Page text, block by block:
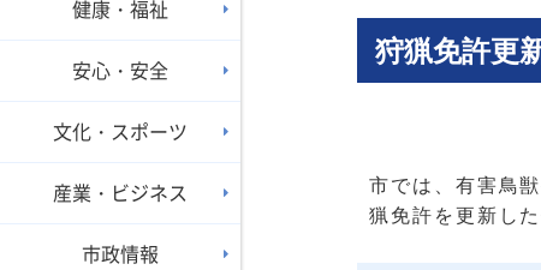
健康・福祉
安心・安全
文化・スポーツ
産業・ビジネス
市政情報
狩猟免許更
市では、有害鳥
猟免許を更新し